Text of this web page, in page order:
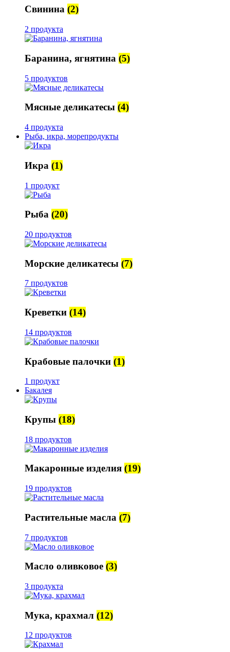
Свинина (2)
2 продукта
Баранина, ягнятина (5)
5 продуктов
Мясные деликатесы (4)
4 продукта
Рыба, икра, морепродукты
Икра (1)
1 продукт
Рыба (20)
20 продуктов
Морские деликатесы (7)
7 продуктов
Креветки (14)
14 продуктов
Крабовые палочки (1)
1 продукт
Бакалея
Крупы (18)
18 продуктов
Макаронные изделия (19)
19 продуктов
Растительные масла (7)
7 продуктов
Масло оливковое (3)
3 продукта
Мука, крахмал (12)
12 продуктов